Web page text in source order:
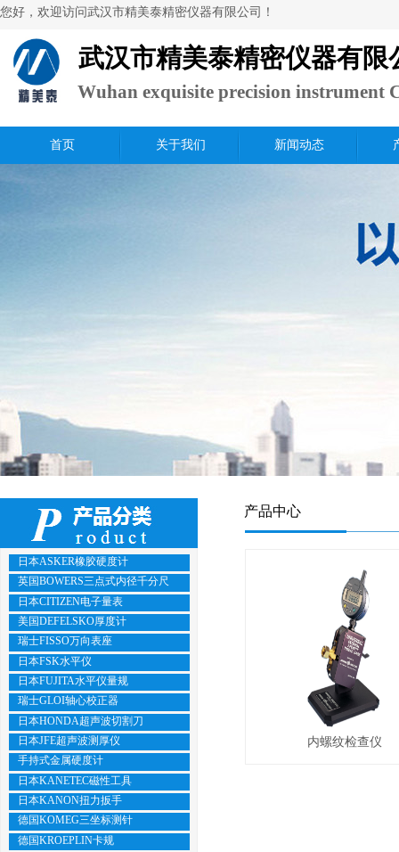
​您好，欢迎访问武汉市精美泰精密仪器有限公司！
武汉市精美泰精密仪器有限
Wuhan exquisite precision instrument
Ltd.
首页 关于我们 新闻动态
产品中心
内螺纹检查仪
日本ASKER橡胶硬度计
英国BOWERS三点式内径千分尺
日本CITIZEN电子量表
美国DEFELSKO厚度计
瑞士FISSO万向表座
日本FSK水平仪
日本FUJITA水平仪量规
瑞士GLOI轴心校正器
日本HONDA超声波切割刀
日本JFE超声波测厚仪
手持式金属硬度计
日本KANETEC磁性工具
日本KANON扭力扳手
德国KOMEG三坐标测针
德国KROEPLIN卡规